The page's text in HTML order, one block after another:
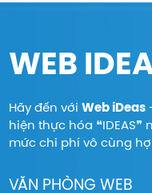
WEB
Hãy đến vớiWeb iDeas
hiện thực hóa ❝IDEAS❞